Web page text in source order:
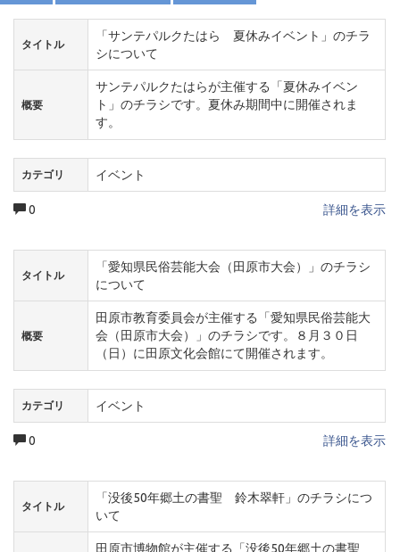
タイトル
「サンテパルクたはら 夏休みイベント」のチラ
シについて
概要
サンテパルクたはらが主催する「夏休みイベン
ト」のチラシです。夏休み期間中に開催されま
す。
カテゴリ イベント
0 詳細を表示
タイトル
「愛知県民俗芸能大会（田原市大会）」のチラシ
について
概要
田原市教育委員会が主催する「愛知県民俗芸能大
会（田原市大会）」のチラシです。８月３０日
（日）に田原文化会館にて開催されます。
カテゴリ イベント
0 詳細を表示
タイトル
「没後50年郷土の書聖 鈴木翠軒」のチラシにつ
いて
田原市博物館が主催する「没後50年郷土の書聖